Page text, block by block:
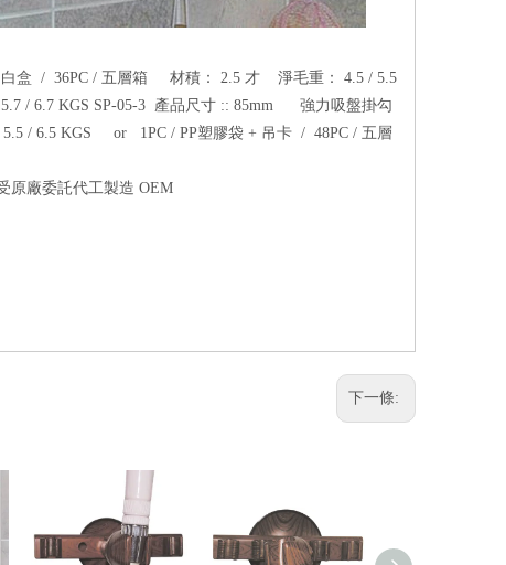
白盒 / 36PC / 五層箱 材積： 2.5 才 淨毛重： 4.5 / 5.5
/ 6.7 KGS SP-05-3 產品尺寸 :: 85mm 強力吸盤掛勾
/ 6.5 KGS or 1PC / PP塑膠袋 + 吊卡 / 48PC / 五層
原廠委託代工製造 OEM
下一條: